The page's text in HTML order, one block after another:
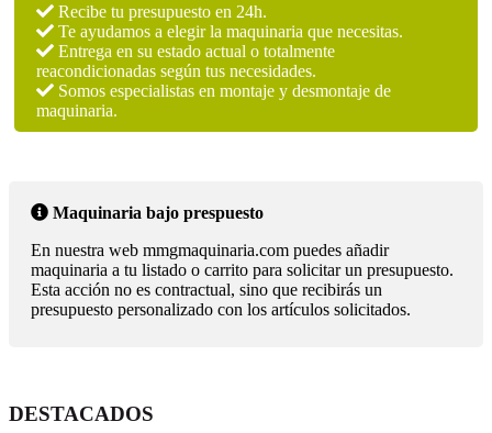
Recibe tu presupuesto en 24h.
Te ayudamos a elegir la maquinaria que necesitas.
Entrega en su estado actual o totalmente
reacondicionadas según tus necesidades.
Somos especialistas en montaje y desmontaje de
maquinaria.
Maquinaria bajo prespuesto
En nuestra web mmgmaquinaria.com puedes añadir
maquinaria a tu listado o carrito para solicitar un presupuesto.
Esta acción no es contractual, sino que recibirás un
presupuesto personalizado con los artículos solicitados.
DESTACADOS